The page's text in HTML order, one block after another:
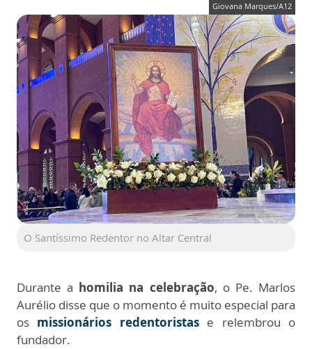
Giovana Marques/A12
O Santíssimo Redentor no Altar Central
Durante a homilia na celebração, o Pe. Marlos
Aurélio disse que o momento é muito especial para
os missionários redentoristas e relembrou o
fundador.